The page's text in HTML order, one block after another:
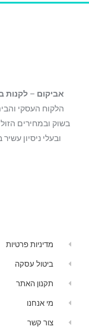
אביקום –לקנות
הלקוח העסקי
בשוק ובמחירים
ובעלי ניסיון
מדיניות פרטיות
ביטול עסקה
תקנון האתר
מי אנחנו
צור קשר